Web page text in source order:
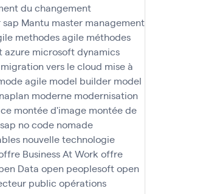
du changement
sap Mantu master management
methodes agile méthodes
azure microsoft dynamics
migration vers le cloud mise à
agile model builder model
moderne modernisation
montée d'image montée de
no code nomade
nouvelle technologie
Business At Work offre
Data open peoplesoftopen
public opérations